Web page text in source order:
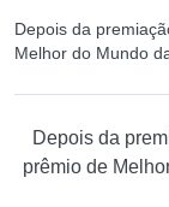
Depois da
Melhor do Mundo
Depois da
prêmio de